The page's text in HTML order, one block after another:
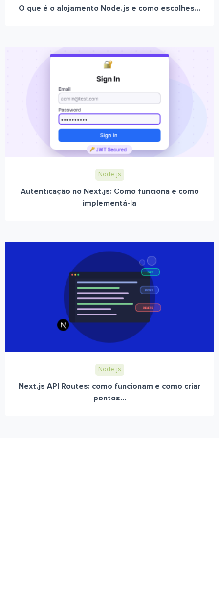
O que é o alojamento Node.js e como escolhes...
Node.js
Autenticação no Next.js: Como funciona e como
implementá-la
Node.js
Next.js API Routes: como funcionam e como criar
pontos...